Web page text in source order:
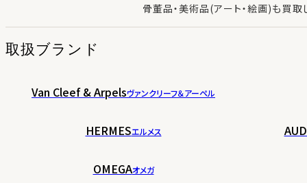
骨董品・美術品(アート・絵画)も買取
取扱ブランド
Van Cleef & Arpelsヴァンクリーフ＆アーペル
HERMESエルメス
OMEGAオメガ